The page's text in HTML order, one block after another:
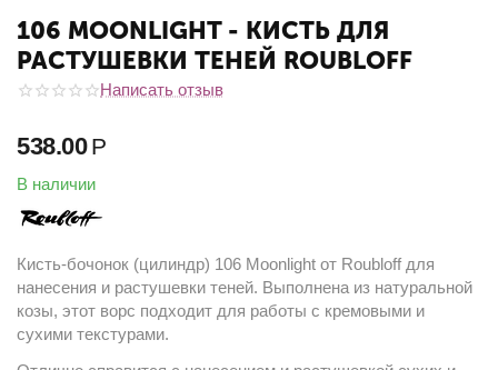
106 MOONLIGHT - КИСТЬ ДЛЯ
РАСТУШЕВКИ ТЕНЕЙ ROUBLOFF
Написать отзыв
538.00 Р
В наличии
Кисть-бочонок (цилиндр) 106 Moonlight от Roubloff для
нанесения и растушевки теней. Выполнена из натуральной
козы, этот ворс подходит для работы с кремовыми и
сухими текстурами.